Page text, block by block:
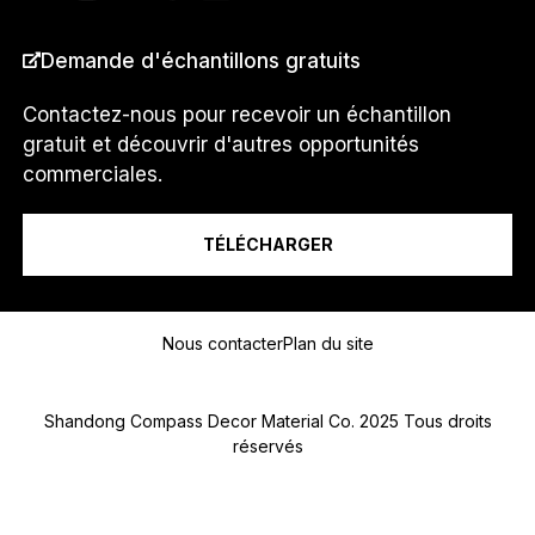
H
N
E
Je suis un...
Demande d'échantillons gratuits
Contactez-nous pour recevoir un échantillon
gratuit et découvrir d'autres opportunités
commerciales.
TÉLÉCHARGER
Nous contacterPlan du site
Shandong Compass Decor Material Co. 2025 Tous droits
réservés